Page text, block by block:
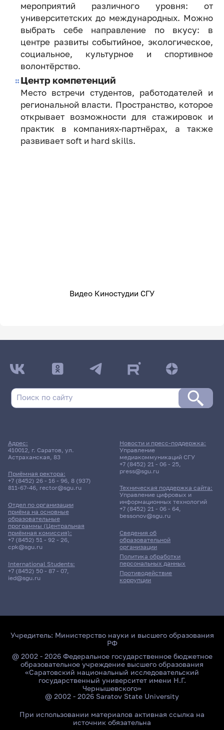
мероприятий различного уровня: от
университетских до международных. Можно
выбрать себе направление по вкусу: в
центре развиты событийное, экологическое,
социальное, культурное и спортивное
волонтёрство.
Центр компетенций
Место встречи студентов, работодателей и
региональной власти. Пространство, которое
открывает возможности для стажировок и
практик в компаниях-партнёрах, а также
развивает soft и hard skills.
Видео Киностудии СГУ
Адрес:
410012, г. Саратов, ул.
Астраханская, 83
Приёмная ректора:
+7 (8452) 26 - 16 - 96, 8 (937)
811-67-46, rector@sgu.ru
Отдел по организации
приёма на основные
образовательные
программы (Центральная
приёмная комиссия):
+7 (8452) 51 - 92 - 26,
cpk@sgu.ru
International Students:
+7 (8452) 50 - 87 - 07,
ied@sgu.ru
Сведения об
образовательной
организации
Политика обработки
персональных данных
Противодействие
коррупции
Новости и пресс-поддержка:
Управление
медиакоммуникаций СГУ
+7 (8452) 21 - 06 - 25,
press@sgu.ru
Техническая поддержка сайта:
Управление цифровых и
информационных технологий
+7 (8452) 21 - 06 - 64,
bessonov@sgu.ru
Учредитель: Министерство науки и высшего образования
РФ
@ 2002 - 2026 Федеральное государственное бюджетное
образовательное учреждение высшего образования
«Саратовский национальный исследовательский
государственный университет имени Н.Г.
Чернышевского»
@ 2002 - 2026 Saratov State University
При использовании материалов активная ссылка на
источник обязательна